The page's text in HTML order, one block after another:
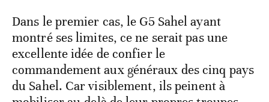
Dans le premier cas, le G5 Sahel ayant
montré ses limites, ce ne serait pas une
excellente idée de confier le
commandement aux généraux des cinq pays
du Sahel. Car visiblement, ils peinent à